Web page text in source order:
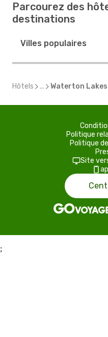
Parcourez des
destinations
Villes populaires
Hôtels ... Waterton Lakes
Politique
Politique
Site
;